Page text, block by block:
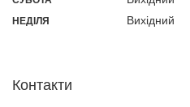
НЕДІЛЯ Вихідний
Контакти